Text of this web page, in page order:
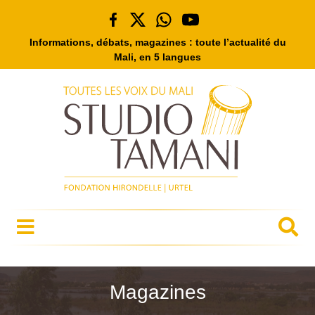
Informations, débats, magazines : toute l’actualité du
Mali, en 5 langues
Magazines